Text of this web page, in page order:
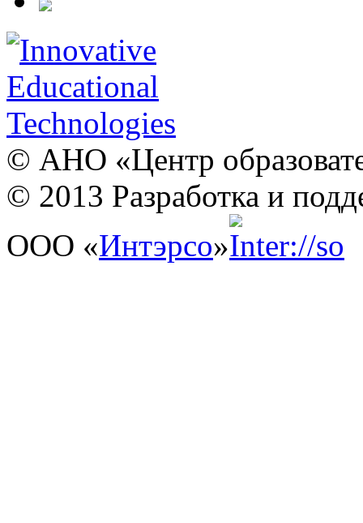
© АНО «Центр
© 2013 Разработка и
ООО «Интэрсо»